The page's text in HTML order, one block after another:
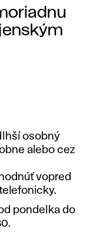
osobný
alebo cez
vopred
pondelka do